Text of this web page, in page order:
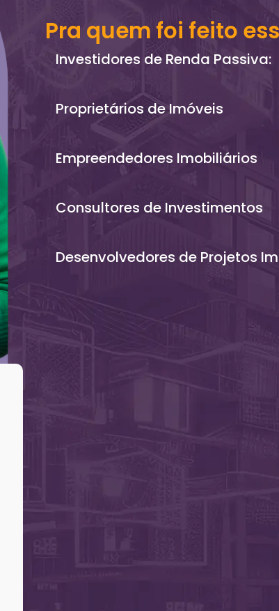
Pra quem foi feito
Investidores de Renda Passiva:
Proprietários de Imóveis
Empreendedores Imobiliários
Consultores de Investimentos
Desenvolvedores de Projetos